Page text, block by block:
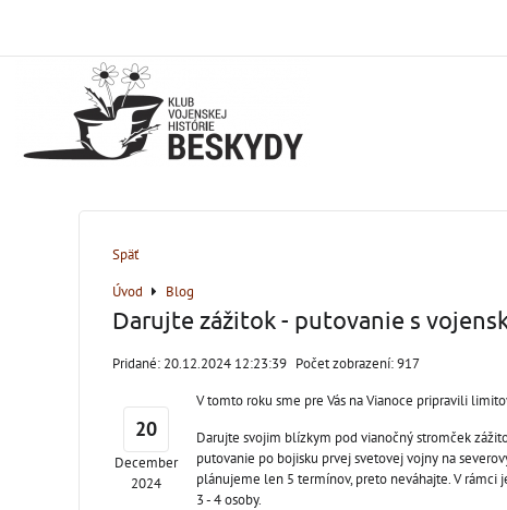
Späť
Úvod
Blog
Darujte zážitok - putovanie s
Pridané: 20.12.2024 12:23:39 Počet zobrazení: 917
20
December
2024
V tomto roku sme pre Vás na Vianoce pripravili
Darujte svojim blízkym pod vianočný stromček
putovanie po bojisku prvej svetovej vojny na
plánujeme len 5 termínov, preto neváhajte. V rámci
3 - 4 osoby.